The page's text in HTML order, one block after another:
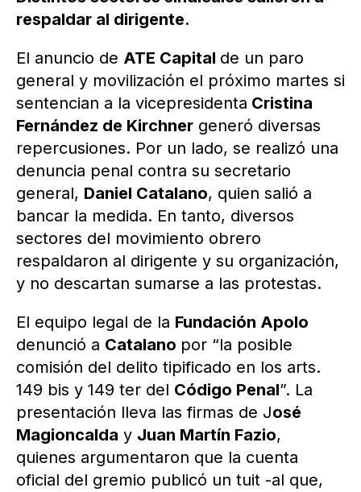
respaldar al dirigente.
El anuncio de ATE Capital de un paro
general y movilización el próximo martes si
sentencian a la vicepresidenta Cristina
Fernández de Kirchner generó diversas
repercusiones. Por un lado, se realizó una
denuncia penal contra su secretario
general, Daniel Catalano, quien salió a
bancar la medida. En tanto, diversos
sectores del movimiento obrero
respaldaron al dirigente y su organización,
y no descartan sumarse a las protestas.
El equipo legal de la Fundación Apolo
denunció a Catalano por “la posible
comisión del delito tipificado en los arts.
149 bis y 149 ter del Código Penal”. La
presentación lleva las firmas de José
Magioncalda y Juan Martín Fazio,
quienes argumentaron que la cuenta
oficial del gremio publicó un tuit -al que,